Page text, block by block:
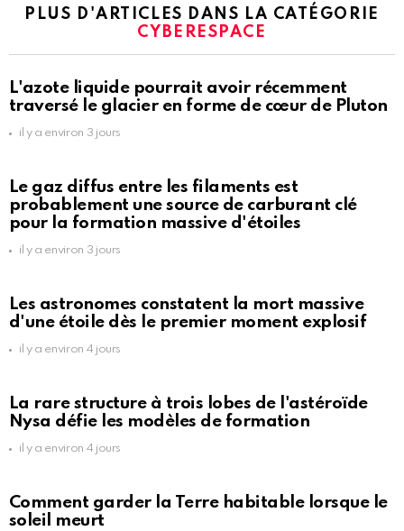
PLUS D'ARTICLES DANS LA CATÉGORIE
CYBERESPACE
L'azote liquide pourrait avoir récemment
traversé le glacier en forme de cœur de Pluton
il y a environ 3 jours
Le gaz diffus entre les filaments est
probablement une source de carburant clé
pour la formation massive d'étoiles
il y a environ 3 jours
Les astronomes constatent la mort massive
d'une étoile dès le premier moment explosif
il y a environ 4 jours
La rare structure à trois lobes de l'astéroïde
Nysa défie les modèles de formation
il y a environ 4 jours
Comment garder la Terre habitable lorsque le
soleil meurt